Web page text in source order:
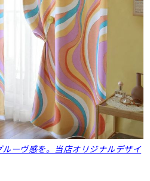
ーヴ感を。当店オリジナルデザイ